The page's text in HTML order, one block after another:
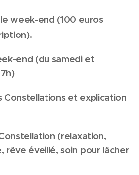
week-end (100 euros
end (du samedi et
Constellations et explication
(relaxation,
rêve éveillé, soin pour lâcher